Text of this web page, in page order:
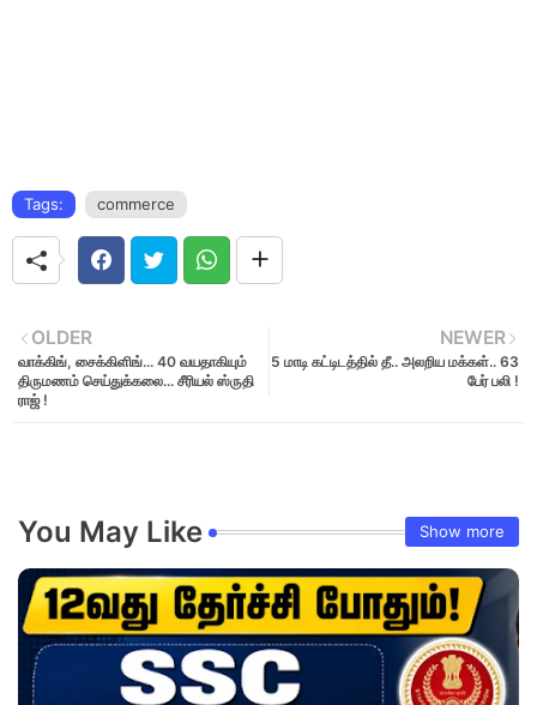
Tags: commerce
NEWER
5 மாடி கட்டிடத்தில் தீ.. அலறிய மக்கள்.. 63
பேர் பலி !
OLDER
வாக்கிங், சைக்கிளிங்... 40 வயதாகியும்
திருமணம் செய்துக்கலை... சீரியல் ஸ்ருதி
ராஜ் !
You May Like Show more